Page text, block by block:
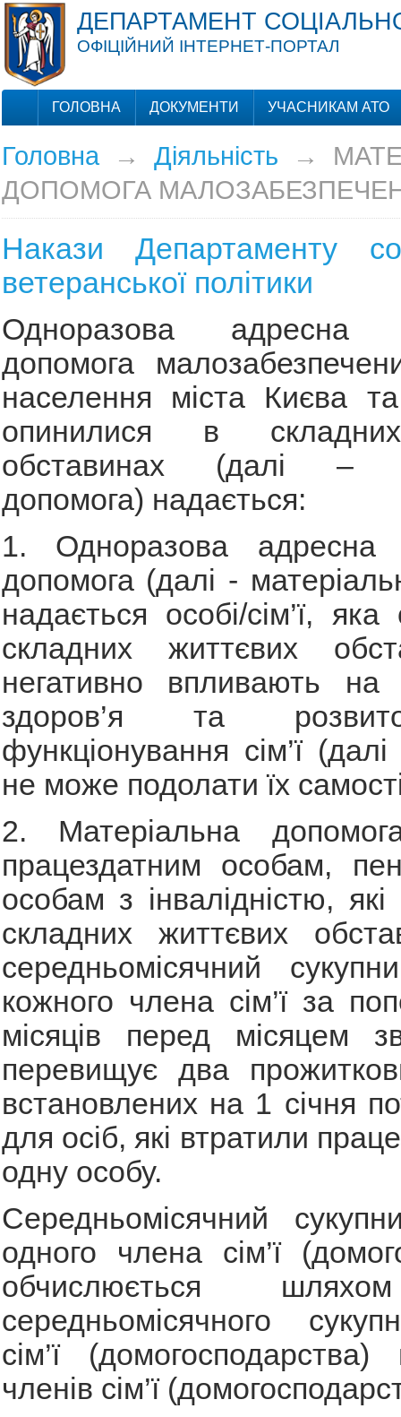
ДЕПАРТАМЕНТ
ОФІЦІЙНИЙ ІНТЕРНЕТ-ПОРТАЛ
ГОЛОВНА ДОКУМЕНТИ УЧАСНИКАМ АТО
Головна→ Діяльність →
ДОПОМОГА
Накази Департаменту
ветеранської політики
Одноразова адресна
допомога
населення міста Києва
опинилися в
обставинах (далі –
допомога) надається:
1. Одноразова адресна
допомога (далі -
надається особі/сім’ї,
складних життєвих
негативно впливають на
здоров’я та
функціонування сім’ї
не може подолати їх
2. Матеріальна
працездатним особам,
особам з інвалідністю,
складних життєвих
середньомісячний
кожного члена сім’ї за
місяців перед місяцем
перевищує два
встановлених на 1 січня
для осіб, які втратили
одну особу.
Середньомісячний
одного члена сім’ї
обчислюється
середньомісячного
сім’ї (домогосподарства)
членів сім’ї